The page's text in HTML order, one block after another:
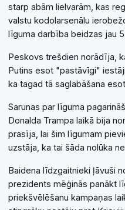
starp abām lielvarām, kas
valstu kodolarsenālu
līguma darbība beidzas jau
Peskovs trešdien norādīja,
Putins esot "pastāvīgi"
ka tagad tā saglabāšana
Sarunas par līguma
Donalda Trampa laikā bija
prasīja, lai šim līgumam
uzstāja, ka tai šāda nolūka
Baidena līdzgaitnieki ļāvuši
prezidents mēģinās panākt
priekšvēlēšanu kampaņas